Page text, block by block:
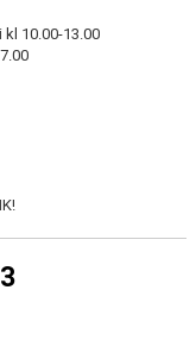
10.00-13.00